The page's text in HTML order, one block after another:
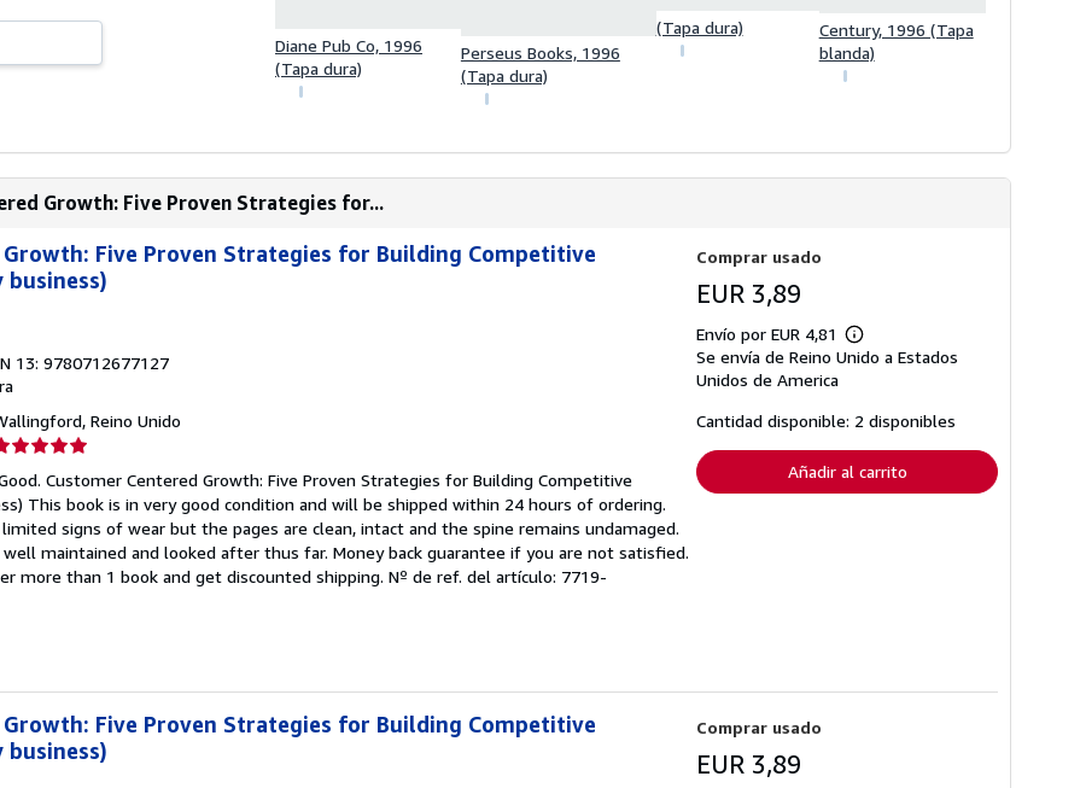
Diane Pub Co, 1996
(Tapa dura)
Perseus Books, 1996
(Tapa dura)
(Tapa dura)
Century, 1996 (Tapa
blanda)
Growth: Five Proven Strategies for...
Five Proven Strategies for Building Competitive
business)
13: 9780712677127
Reino Unido
Customer Centered Growth: Five Proven Strategies for Building Competitive
This book is in very good condition and will be shipped within 24 hours of ordering.
signs of wear but the pages are clean, intact and the spine remains undamaged.
maintained and looked after thus far. Money back guarantee if you are not satisfied.
more than 1 book and get discounted shipping. Nº de ref. del artículo: 7719-
Comprar usado
EUR 3,89
Envío por EUR 4,81
Más
información
tarifas
de
envío
Se envía de Reino Unido a Estados
Unidos de America
Cantidad disponible: 2 disponibles
Añadir al carrito
Five Proven Strategies for Building Competitive
business)
Comprar usado
EUR 3,89